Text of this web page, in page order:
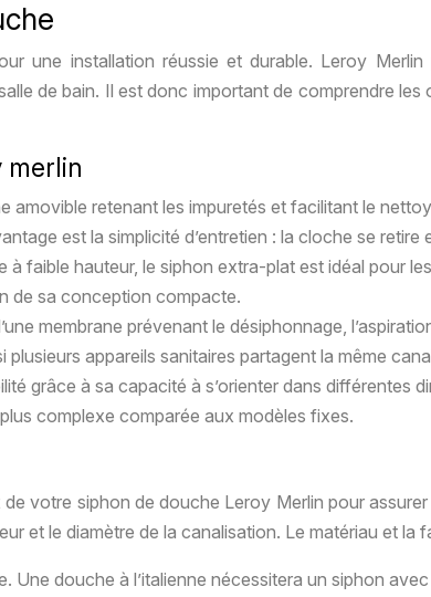
une installation réussie et durable. Leroy
de bain. Il est donc important de comprendre
merlin
amovible retenant les impuretés et facilitant le
est la simplicité d’entretien : la cloche se retire
faible hauteur, le siphon extra-plat est idéal pour
de sa conception compacte.
membrane prévenant le désiphonnage,
appareils sanitaires partagent la même
grâce à sa capacité à s’orienter dans différentes
complexe comparée aux modèles fixes.
votre siphon de douche Leroy Merlin pour
et le diamètre de la canalisation. Le matériau et
Une douche à l’italienne nécessitera un siphon